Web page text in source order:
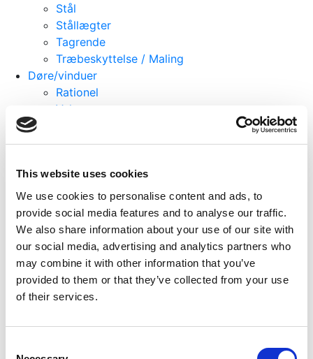
This website uses cookies
We use cookies to personalise content and ads, to
provide social media features and to analyse our traffic.
We also share information about your use of our site with
our social media, advertising and analytics partners who
may combine it with other information that you’ve
provided to them or that they’ve collected from your use
of their services.
Stål
Stållægter
Tagrende
Træbeskyttelse / Maling
Døre/vinduer
Rationel
Velux
Facadebeklædning
Isolering
Gulvisolering EPS60
Gulvisolering EPS80
Gulvisolering Super EPS60
Gulvisolering Super EPS80
Komposit
Kirkedal terrasse "Solid"
Kirkedal terrasse Wideplank "Solid"
Komposit Hegn
bredde 100 mm